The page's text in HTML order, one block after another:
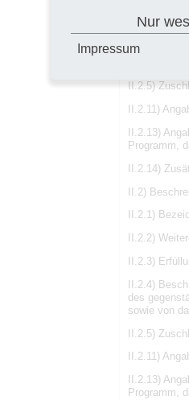
II.2.3)
II.2.4)
des
II.2.5)
II.2.11)
II.2.13)
Programm,
II.2.14)
II.2)
II.2.1)
II.2.2)
II.2.3)
II.2.4)
des
sowie von
II.2.5)
II.2.11)
II.2.13)
Programm,
Nur
Impressum